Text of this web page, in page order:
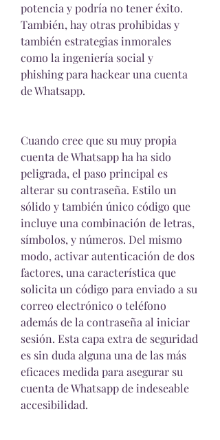
potencia y podría no tener éxito.
También, hay otras prohibidas y
también estrategias inmorales
como la ingeniería social y
phishing para hackear una cuenta
de Whatsapp.
Cuando cree que su muy propia
cuenta de Whatsapp ha ha sido
peligrada, el paso principal es
alterar su contraseña. Estilo un
sólido y también único código que
incluye una combinación de letras,
símbolos, y números. Del mismo
modo, activar autenticación de dos
factores, una característica que
solicita un código para enviado a su
correo electrónico o teléfono
además de la contraseña al iniciar
sesión. Esta capa extra de seguridad
es sin duda alguna una de las más
eficaces medida para asegurar su
cuenta de Whatsapp de indeseable
accesibilidad.